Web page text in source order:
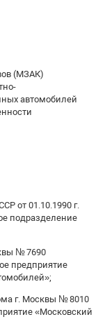
(МЗАК)
автомобилей
от 01.10.1990 г.
подразделение
№ 7690
предприятие
г. Москвы № 8010
«Московский